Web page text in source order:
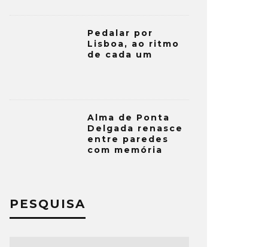
Pedalar por
Lisboa, ao ritmo
de cada um
Alma de Ponta
Delgada renasce
entre paredes
com memória
PESQUISA